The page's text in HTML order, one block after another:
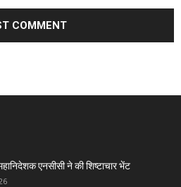
एनसीसी ने की शिष्टाचार भेंट